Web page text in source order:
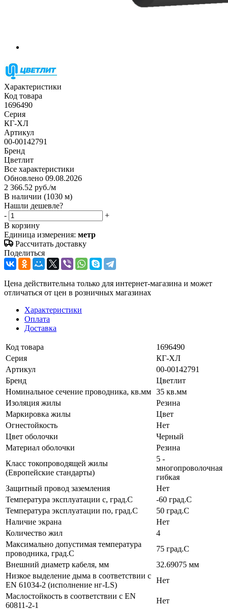
Характеристики
Код товара
1696490
Серия
КГ-ХЛ
Артикул
00-00142791
Бренд
Цветлит
Все характеристики
Обновлено 09.08.2026
2 366.52 руб./м
В наличии (1030 м)
Нашли дешевле?
-
+
В корзину
Единица измерения: метр
Рассчитать доставку
Поделиться
Цена действительна только для интернет-магазина и может
отличаться от цен в розничных магазинах
Характеристики
Оплата
Доставка
Код товара
1696490
Серия
КГ-ХЛ
Артикул
00-00142791
Бренд
Цветлит
Номинальное сечение проводника, кв.мм 35 кв.мм
Изоляция жилы
Резина
Маркировка жилы
Цвет
Огнестойкость
Нет
Цвет оболочки
Черный
Материал оболочки
Резина
Класс токопроводящей жилы
(Европейские стандарты)
5 -
многопроволочная
гибкая
Защитный провод заземления
Нет
Температура эксплуатации с, град.C
-60 град.C
Температура эксплуатации по, град.C
50 град.C
Наличие экрана
Нет
Количество жил
4
Максимально допустимая температура
проводника, град.C
75 град.C
Внешний диаметр кабеля, мм
32.69075 мм
Низкое выделение дыма в соответствии с
EN 61034-2 (исполнение нг-LS)
Нет
Маслостойкость в соответствии с EN
60811-2-1
Нет